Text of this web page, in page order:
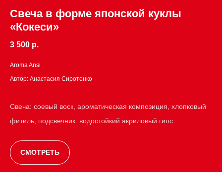
Свеча в форме японской куклы
«Кокеси»
3 500 р.
Aroma Ansi
Автор: Анастасия Сиротенко
Свеча: соевый воск, ароматическая композиция, хлопковый
фитиль, подсвечник: водостойкий акриловый гипс.
СМОТРЕТЬ